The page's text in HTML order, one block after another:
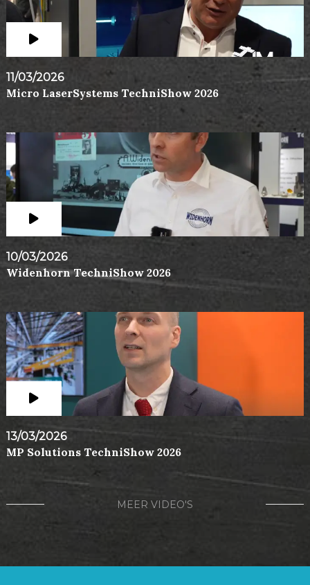
11/03/2026
Micro LaserSystems TechniShow 2026
10/03/2026
Widenhorn TechniShow 2026
13/03/2026
MP Solutions TechniShow 2026
MEER VIDEO'S